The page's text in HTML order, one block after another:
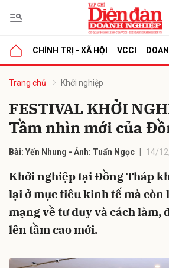
CHÍNH TRỊ - XÃ HỘI VCCI
Trang chủ Khởi nghiệp
FESTIVAL KHỞI
Tầm nhìn mới của
Bài: Yến Nhung - Ảnh: Tuấn Ngọc 14/
Khởi nghiệp tại Đồng Tháp
lại ở mục tiêu kinh tế mà còn
mạng về tư duy và cách làm,
lên tầm cao mới.
luận